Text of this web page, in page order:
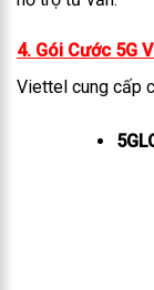
4. Gói Cước 5G
Viettel cung cấp